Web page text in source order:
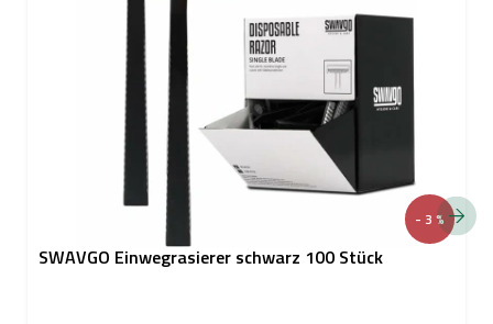
- 3 %
SWAVGO Einwegrasierer schwarz 100 Stück